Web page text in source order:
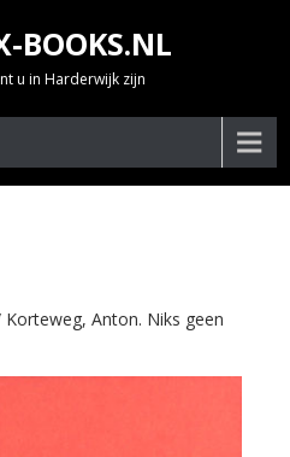
BOOKS.NL
u in Harderwijk zijn
Anton. Niks geen